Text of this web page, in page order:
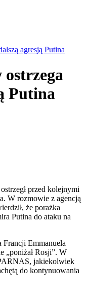
agresją Putina
Putina
przed kolejnymi
W rozmowie z agencją
że porażka
Putina do ataku na
Francji Emmanuela
„poniżał Rosji”. W
jakiekolwiek
do kontynuowania